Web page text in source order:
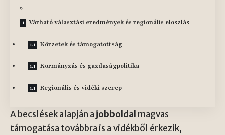
Várható választási eredmények és regionális eloszlás
Körzetek és támogatottság
Kormányzás és gazdaságpolitika
Regionális és vidéki szerep
A becslések alapján a jobboldal magvas
támogatása továbbra is a vidékből érkezik,